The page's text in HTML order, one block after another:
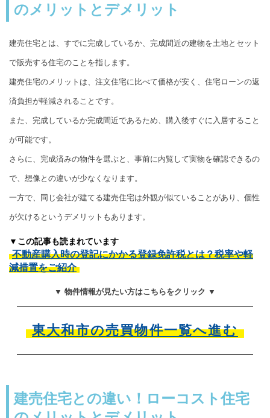
のメリットとデメリット
建売住宅とは、すでに完成しているか、完成間近の建物を土地とセット
で販売する住宅のことを指します。
建売住宅のメリットは、注文住宅に比べて価格が安く、住宅ローンの返
済負担が軽減されることです。
また、完成しているか完成間近であるため、購入後すぐに入居すること
が可能です。
さらに、完成済みの物件を選ぶと、事前に内覧して実物を確認できるの
で、想像との違いが少なくなります。
一方で、同じ会社が建てる建売住宅は外観が似ていることがあり、個性
が欠けるというデメリットもあります。
▼この記事も読まれています
不動産購入時の登記にかかる登録免許税とは？税率や軽
減措置をご紹介
▼ 物件情報が見たい方はこちらをクリック ▼
東大和市の売買物件一覧へ進む
建売住宅との違い！ローコスト住宅